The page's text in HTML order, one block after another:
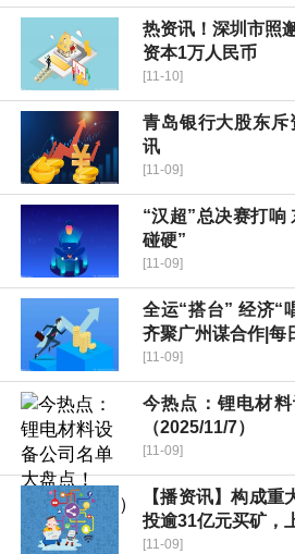
热资讯！深圳市照
资本1万人民币
[11-10]
青岛银行大股东
讯
[11-09]
“汉超”总决赛打响
碰硬”
[11-09]
全运“搭台” 经济“
齐聚广州谋合作|每
[11-09]
今热点：锂电材
（2025/11/7）
[11-09]
【播资讯】构成
投逾31亿元买矿，
[11-09]